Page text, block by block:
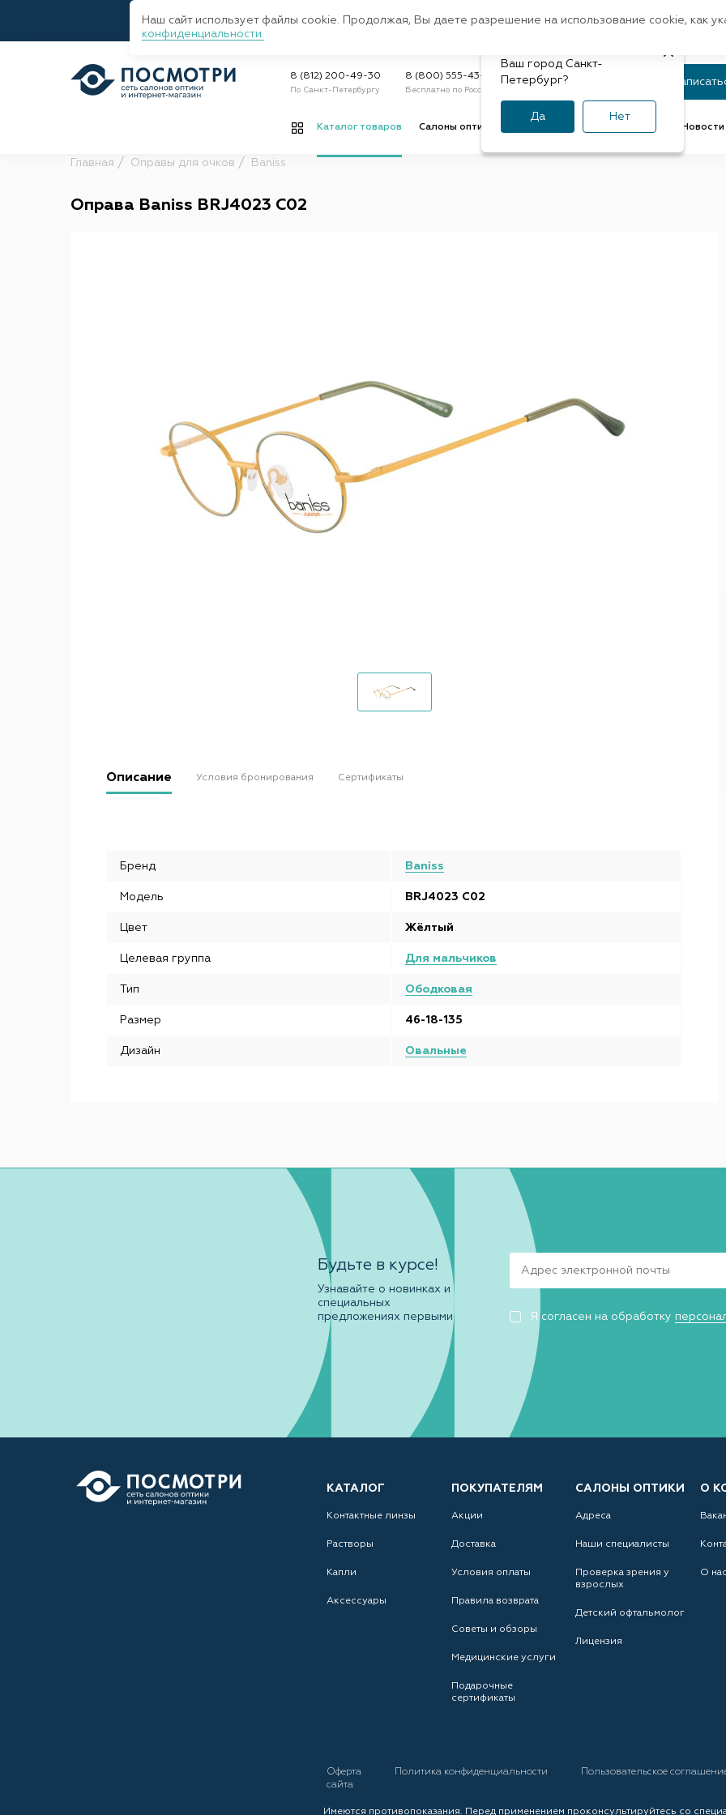
Регион:Санкт-Петербург Быстрая
8 (812) 200-49-30
По Санкт-Петербургу
8 (800) 555-43-47
Бесплатно по России
Статус заказа
Каталог товаров Салоны оптики Новости
Главная Оправы для очков Baniss
Оправа Baniss BRJ4023 C02
Описание Условия бронирования Сертификаты
Бренд Baniss
Модель BRJ4023 C02
Цвет Жёлтый
Целевая группа Для мальчиков
Тип Ободковая
Размер 46-18-135
Дизайн Овальные
Будьте в курсе!
Узнавайте о новинках и
специальных
предложениях первыми
Я согласен на обработку
КАТАЛОГ
Контактные линзы
Растворы
Капли
Аксессуары
ПОКУПАТЕЛЯМ
Акции
Доставка
Условия оплаты
Правила возврата
Советы и обзоры
Медицинские услуги
Подарочные
сертификаты
САЛОНЫ ОПТИКИ
Адреса
Наши специалисты
Проверка зрения у
взрослых
Детский офтальмолог
Лицензия
О
О нас
Оферта Политика конфиденциальности Пользовательское
сайта
Имеются противопоказания. Перед применением проконсультируйтесь со
Ваш город Санкт-
Петербург?
Да Нет
Наш сайт использует файлы cookie. Продолжая, Вы даете разрешение на использование cookie, как
конфиденциальности.